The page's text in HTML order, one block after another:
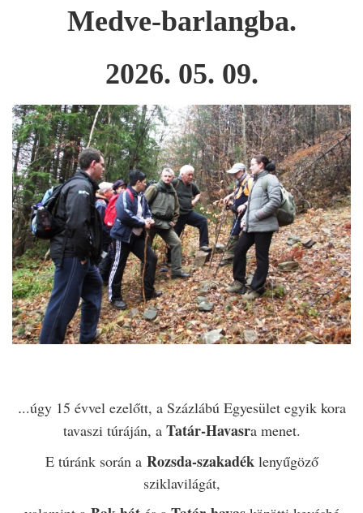
Medve-barlangba.
2026. 05. 09.
...úgy 15 évvel ezelőtt, a Százlábú Egyesület egyik kora
tavaszi túráján, aTatár-Havasra menet.
E túránk során a Rozsda-szakadéklenyűgöző
sziklavilágát,